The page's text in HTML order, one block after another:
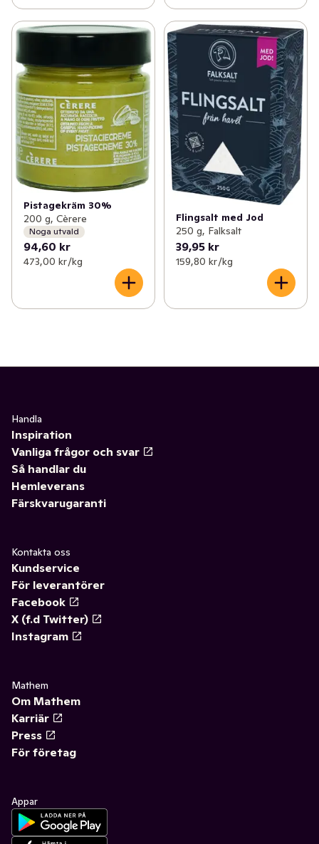
Pistagekräm 30%
200 g, Cèrere
Noga utvald
94,60 kr
473,00 kr /kg
Flingsalt med Jod
250 g, Falksalt
39,95 kr
159,80 kr /kg
Handla
Inspiration
Vanliga frågor och svar
Så handlar du
Hemleverans
Färskvarugaranti
Kontakta oss
Kundservice
För leverantörer
Facebook
X (f.d Twitter)
Instagram
Mathem
Om Mathem
Karriär
Press
För företag
Appar